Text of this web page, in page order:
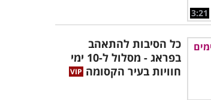
3:21
כל הסיבות להתאהב
בפראג - מסלול ל-10 ימי
חוויות בעיר הקסומה